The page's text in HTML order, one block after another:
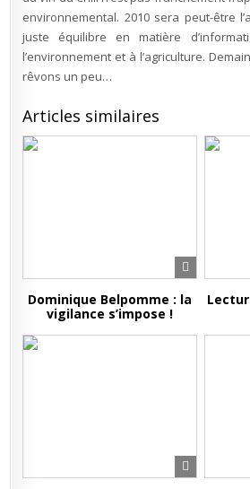
environnemental. 2010 sera peut-être
juste équilibre en matière
l’environnement et à l’agriculture.
rêvons un peu…
Articles similaires
Dominique Belpomme : la
vigilance s’impose !